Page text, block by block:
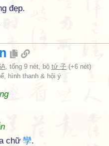
đẹp.
, tổng 9 nét, bộ tử 子 (+6 nét)
hình thanh & hội ý
chữ 孿.